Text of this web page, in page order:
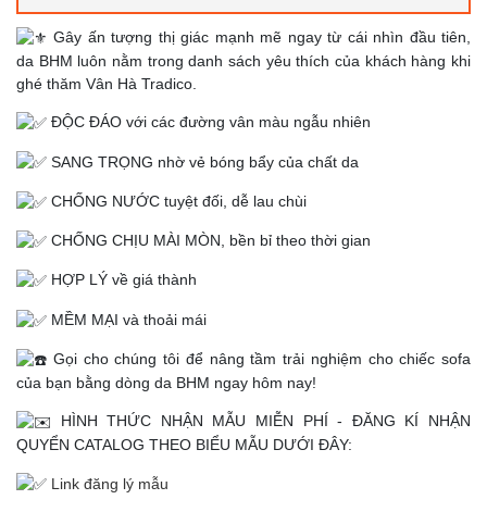
Gây ấn tượng thị giác mạnh mẽ ngay từ cái nhìn đầu tiên,
da BHM luôn nằm trong danh sách yêu thích của khách hàng khi
ghé thăm Vân Hà Tradico.
ĐỘC ĐÁO với các đường vân màu ngẫu nhiên
SANG TRỌNG nhờ vẻ bóng bẩy của chất da
CHỐNG NƯỚC tuyệt đối, dễ lau chùi
CHỐNG CHỊU MÀI MÒN, bền bỉ theo thời gian
HỢP LÝ về giá thành
MỀM MẠI và thoải mái
Gọi cho chúng tôi để nâng tầm trải nghiệm cho chiếc sofa
của bạn bằng dòng da BHM ngay hôm nay!
HÌNH THỨC NHẬN MẪU MIỄN PHÍ - ĐĂNG KÍ NHẬN
QUYỂN CATALOG THEO BIỂU MẪU DƯỚI ĐÂY:
Link đăng lý mẫu